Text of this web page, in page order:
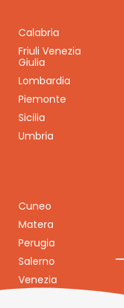
Calabria
Friuli Venezia
Giulia
Lombardia
Piemonte
Sicilia
Umbria
Cuneo
Matera
Perugia
Salerno
Venezia